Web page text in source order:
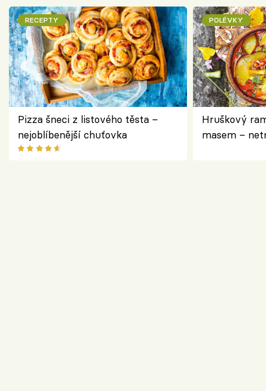
RECEPTY
Pizza šneci z listového těsta –
nejoblíbenější chuťovka
POLÉVKY
Hruškový
masem –